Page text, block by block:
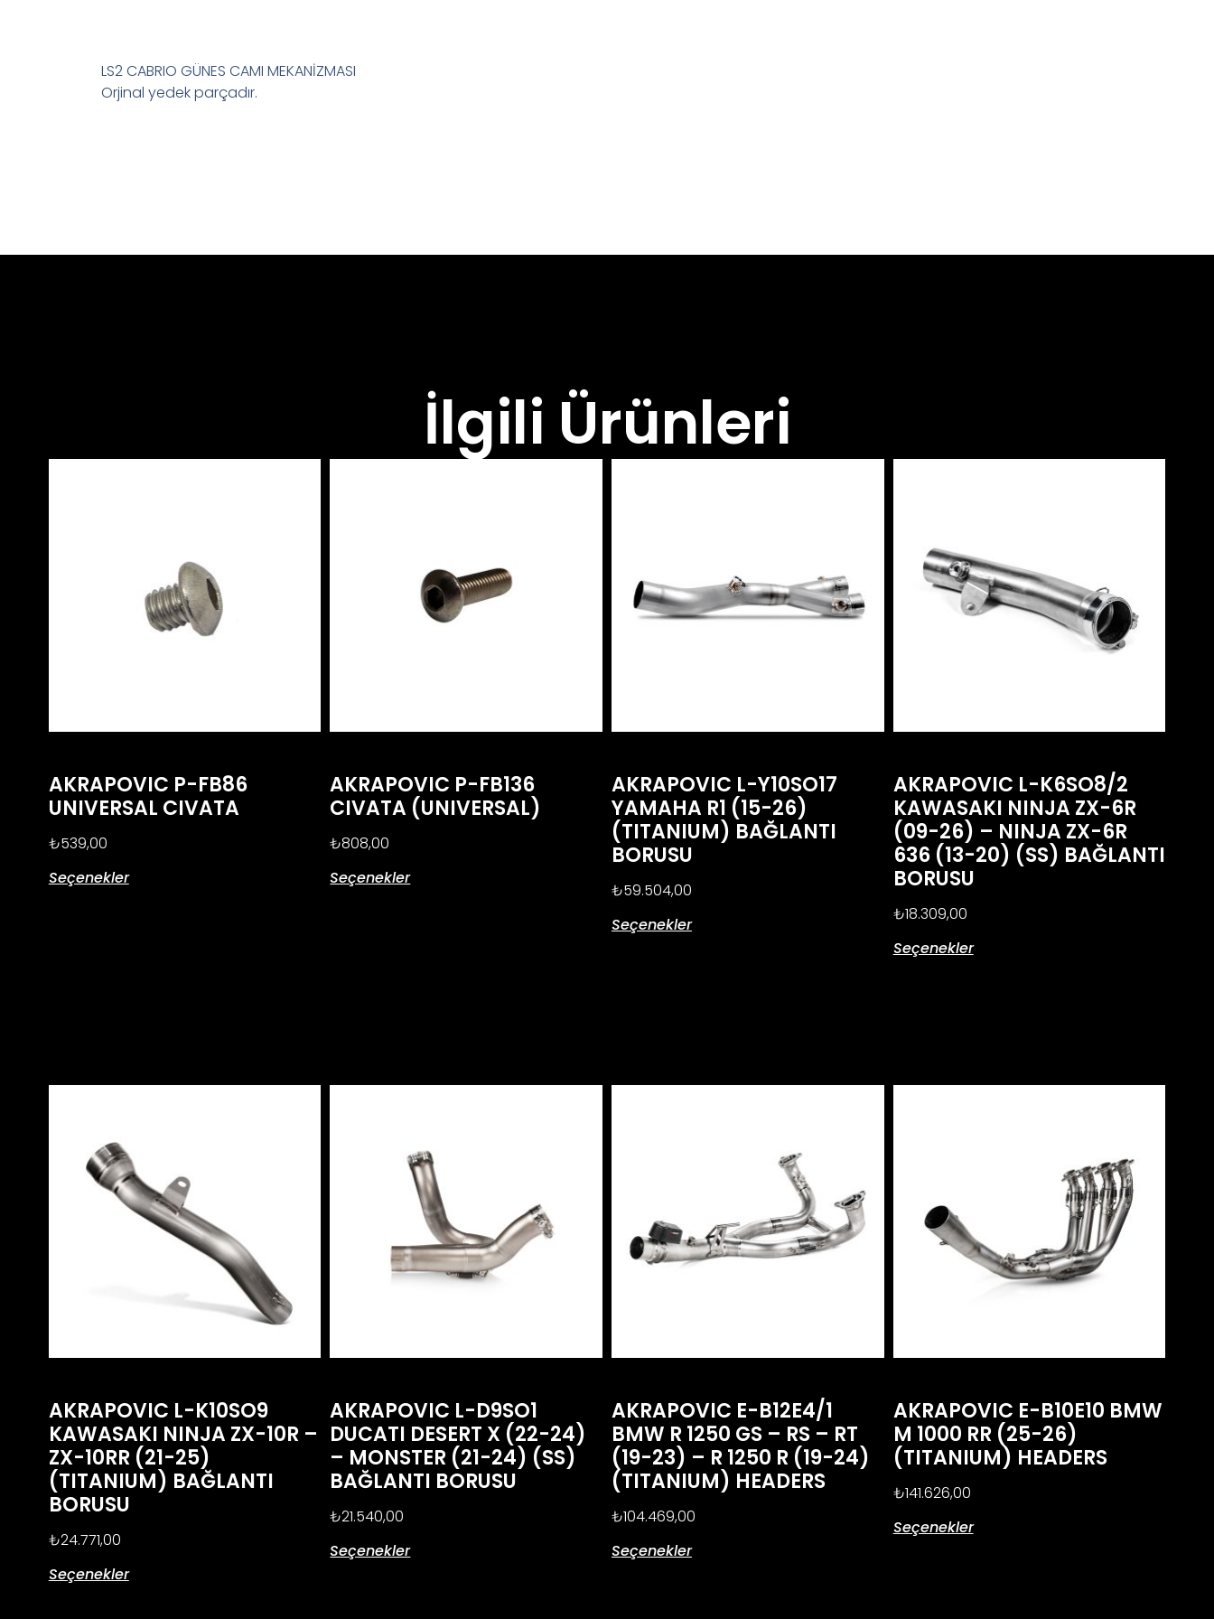
LS2 CABRIO GÜNES CAMI MEKANİZMASI
Orjinal yedek parçadır.
İlgili Ürünleri
AKRAPOVIC P-FB86
UNIVERSAL CIVATA
₺539,00
Seçenekler
AKRAPOVIC P-FB136
CIVATA (UNIVERSAL)
₺808,00
Seçenekler
AKRAPOVIC L-Y10SO17
YAMAHA R1 (15-26)
(TITANIUM) BAĞLANTI
BORUSU
₺59.504,00
Seçenekler
AKRAPOVIC L-K6SO8/2
KAWASAKI NINJA ZX-6R
(09-26) – NINJA ZX-6R
636 (13-20) (SS) BAĞLANTI
BORUSU
₺18.309,00
Seçenekler
AKRAPOVIC L-K10SO9
KAWASAKI NINJA ZX-10R –
ZX-10RR (21-25)
(TITANIUM) BAĞLANTI
BORUSU
₺24.771,00
Seçenekler
AKRAPOVIC L-D9SO1
DUCATI DESERT X (22-24)
– MONSTER (21-24) (SS)
BAĞLANTI BORUSU
₺21.540,00
Seçenekler
AKRAPOVIC E-B12E4/1
BMW R 1250 GS – RS – RT
(19-23) – R 1250 R (19-24)
(TITANIUM) HEADERS
₺104.469,00
Seçenekler
AKRAPOVIC E-B10E10 BMW
M 1000 RR (25-26)
(TITANIUM) HEADERS
₺141.626,00
Seçenekler